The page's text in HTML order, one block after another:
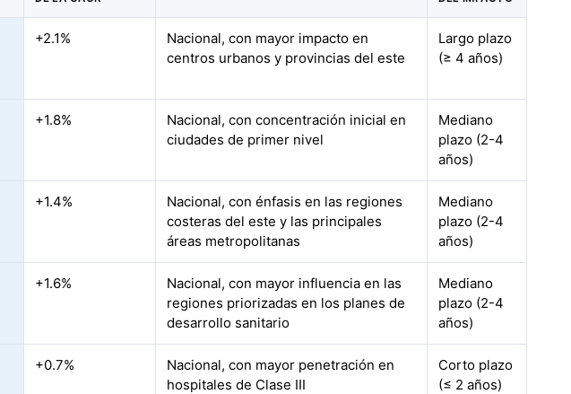
+2.1%
Nacional, con mayor impacto en
centros urbanos y provincias del este
Largo plazo
(≥ 4 años)
+1.8%
Nacional, con concentración inicial en
ciudades de primer nivel
Mediano
plazo (2-4
años)
+1.4%
Nacional, con énfasis en las regiones
costeras del este y las principales
áreas metropolitanas
Mediano
plazo (2-4
años)
+1.6%
Nacional, con mayor influencia en las
regiones priorizadas en los planes de
desarrollo sanitario
Mediano
plazo (2-4
años)
+0.7%
Nacional, con mayor penetración en
hospitales de Clase III
Corto plazo
(≤ 2 años)